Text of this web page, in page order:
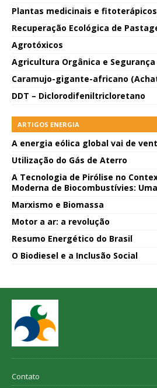
Plantas medicinais e
Recuperação Ecológica de
Agrotóxicos
Agricultura Orgânica e
Caramujo-gigante-africano
DDT – Diclorodifeniltricloretano
ARTIGOS ENERGIA
A energia eólica global vai de
Utilização do Gás de Aterro
A Tecnologia de Pirólise no
Moderna de Biocombustívies:
Marxismo e Biomassa
Motor a ar: a revolução
Resumo Energético do Brasil
O Biodiesel e a Inclusão Social
Contato